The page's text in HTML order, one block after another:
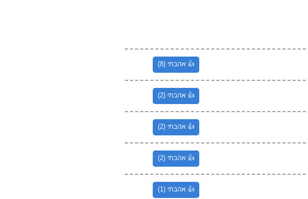
👍 אהבתי (8)
👍 אהבתי (2)
👍 אהבתי (2)
👍 אהבתי (2)
👍 אהבתי (1)